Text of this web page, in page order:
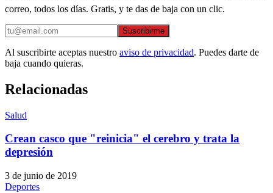
correo, todos los días. Gratis, y te das de baja con un clic.
Suscribirme
Al suscribirte aceptas nuestro aviso de privacidad. Puedes darte de
baja cuando quieras.
Relacionadas
Salud
Crean casco que "reinicia" el cerebro y trata la
depresión
3 de junio de 2019
Deportes